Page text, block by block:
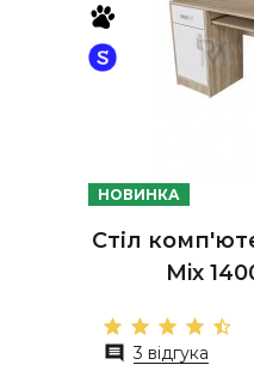
НОВИНКА
Стіл
Mix
3 відгука